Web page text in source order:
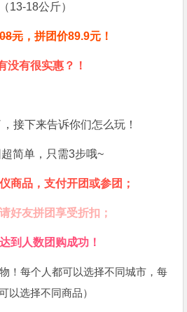
13-18公斤）
元，拼团价89.9元！
没有很实惠？！
接下来告诉你们怎么玩！
简单，只需3步哦~
商品，支付开团或参团；
好友拼团享受折扣；
到人数团购成功！
！每个人都可以选择不同城市，每
以选择不同商品）